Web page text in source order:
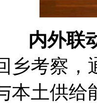
内外联
乡考察
本土供给